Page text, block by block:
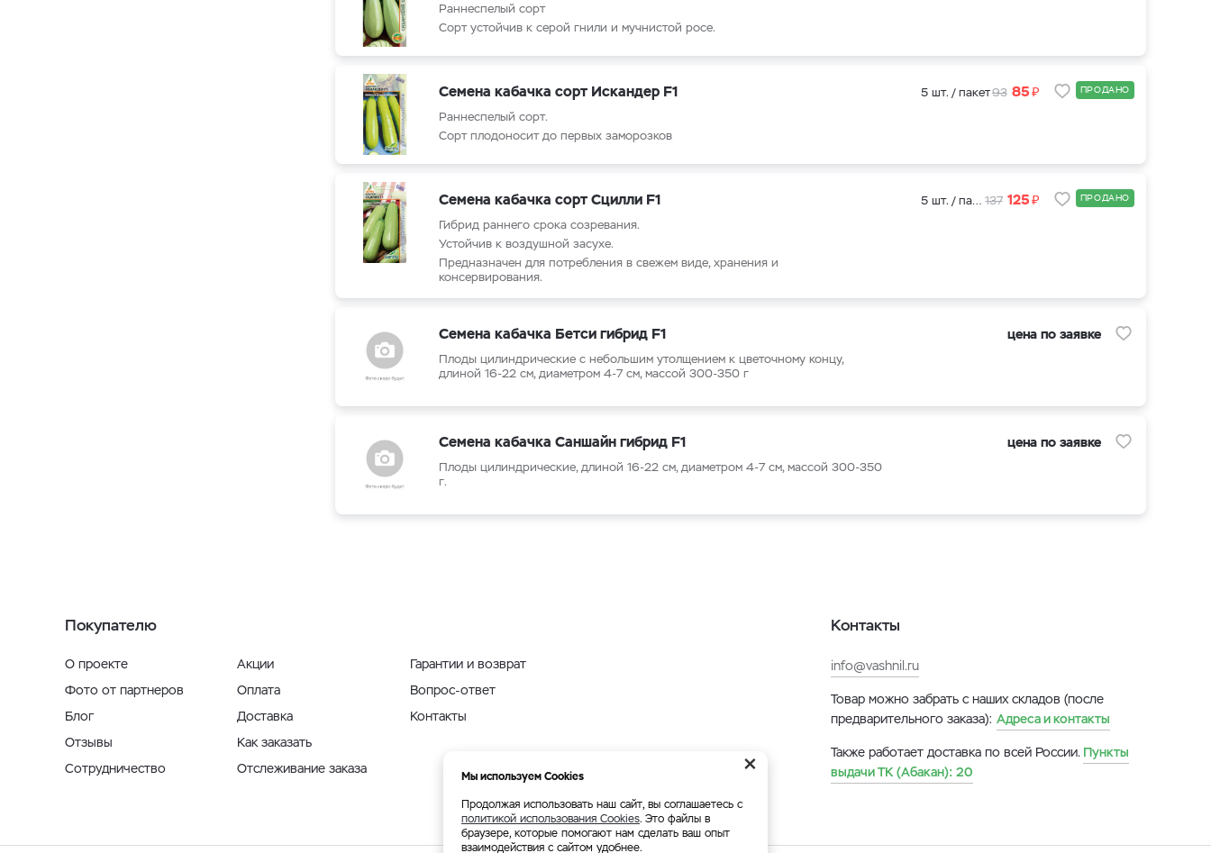
Раннеспелый сорт
Сорт устойчив к серой гнили и мучнистой росе.
Семена кабачка сорт Искандер F1
Раннеспелый сорт.
Сорт плодоносит до первых заморозков
5 шт. / пакет93 85₽ ПРОДАНО
Семена кабачка сорт Сцилли F1
Гибрид раннего срока созревания.
Устойчив к воздушной засухе.
Предназначен для потребления в свежем виде, хранения и
консервирования.
5 шт. / пакет 137 125₽ ПРОДАНО
Семена кабачка Бетси гибрид F1
Плоды цилиндрические с небольшим утолщением к цветочному концу,
длиной 16-22 см, диаметром 4-7 см, массой 300-350 г
цена по заявке
Семена кабачка Саншайн гибрид F1
Плоды цилиндрические, длиной 16-22 см, диаметром 4-7 см, массой 300-350
г.
цена по заявке
Покупателю
О проекте
Фото от партнеров
Блог
Отзывы
Сотрудничество
Акции
Оплата
Доставка
Как заказать
Отслеживание заказа
Гарантии и возврат
Вопрос-ответ
Контакты
Контакты
info@vashnil.ru
Товар можно забрать с наших складов (после
предварительного заказа): Адреса и контакты
Также работает доставка по всей России. Пункты
выдачи ТК (Абакан): 20
×
Мы используем Cookies
Продолжая использовать наш сайт, вы соглашаетесь с
политикой использования Cookies. Это файлы в
браузере, которые помогают нам сделать ваш опыт
взаимодействия с сайтом удобнее.